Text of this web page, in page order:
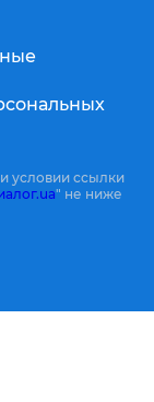
условии ссылки
" не ниже